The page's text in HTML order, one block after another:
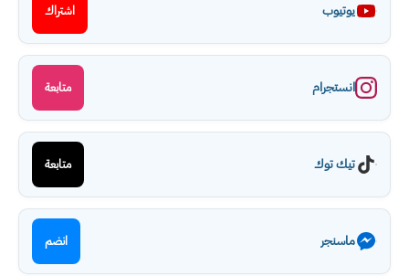
يوتيوب اشتراك
انستجرام متابعة
تيك توك متابعة
ماسنجر انضم